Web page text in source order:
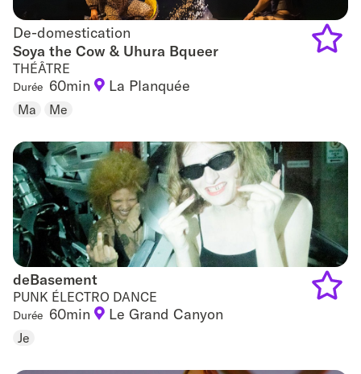
De-domestication
De-domestication
Soya the Cow & Uhura Bqueer
THÉÂTRE
Durée 60min La Planquée
Ma Me
deBasement
deBasement
PUNK ÉLECTRO DANCE
Durée 60min Le Grand Canyon
Je